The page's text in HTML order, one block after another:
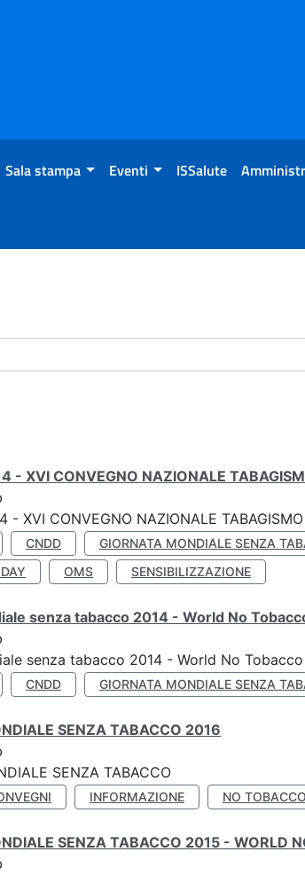
Sala stampa Eventi ISSalute
- XVI CONVEGNO NAZIONALE
- XVI CONVEGNO NAZIONALE
CNDD GIORNATA MONDIALE SENZA
OMS SENSIBILIZZAZIONE
senza tabacco 2014 - World No
senza tabacco 2014 - World No
CNDD GIORNATA MONDIALE SENZA
SENZA TABACCO 2016
SENZA TABACCO
INFORMAZIONE NO
SENZA TABACCO 2015 - WORLD